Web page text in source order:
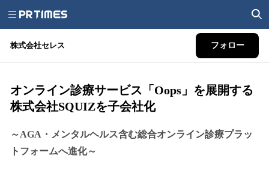
株式会社セレス フォロー
オンライン診療サービス「Oops」を展開する
株式会社SQUIZを子会社化
～AGA・メンタルヘルス含む総合オンライン診療プラッ
トフォームへ進化～